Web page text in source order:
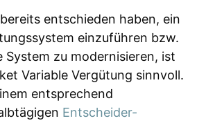
entschieden haben, ein
einzuführen bzw.
System zu modernisieren, ist
Variable Vergütung sinnvoll.
entsprechend
Entscheider-